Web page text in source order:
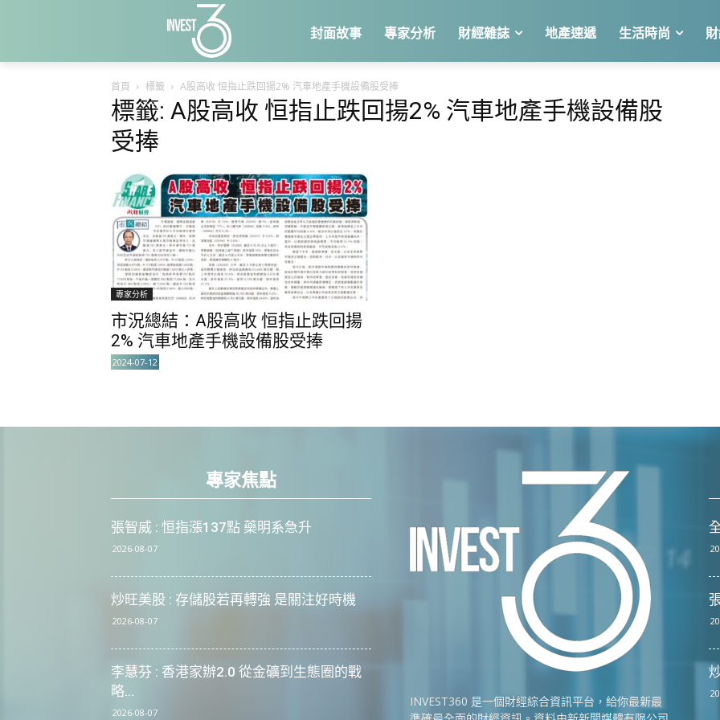
封面故事 專家分析 財經雜誌 地產速遞 生活時尚
首頁 標籤 A股高收 恒指止跌回揚2% 汽車地產手機設備股受捧
標籤: A股高收 恒指止跌回揚2% 汽車地產手機設備股
受捧
專家分析
市況總結：A股高收 恒指止跌回揚
2% 汽車地產手機設備股受捧
2024-07-12
專家焦點
張智威 : 恒指漲137點 藥明系急升
2026-08-07
炒旺美股 : 存儲股若再轉強 是關注好時機
2026-08-07
李慧芬 : 香港家辦2.0 從金礦到生態圈的戰
略...
2026-08-07
INVEST360 是一個財經綜合資訊平台，給你最新最